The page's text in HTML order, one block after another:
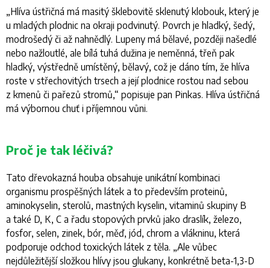
„Hlíva ústřičná má masitý šklebovitě sklenutý klobouk, který je
u mladých plodnic na okraji podvinutý. Povrch je hladký, šedý,
modrošedý či až nahnědlý. Lupeny má bělavé, později našedlé
nebo nažloutlé, ale bílá tuhá dužina je neměnná, třeň pak
hladký, výstředně umístěný, bělavý, což je dáno tím, že hlíva
roste v střechovitých trsech a její plodnice rostou nad sebou
z kmenů či pařezů stromů,“ popisuje pan Pinkas. Hlíva ústřičná
má výbornou chuť i příjemnou vůni.
Proč je tak léčivá?
Tato dřevokazná houba obsahuje unikátní kombinaci
organismu prospěšných látek a to především proteinů,
aminokyselin, sterolů, mastných kyselin, vitaminů skupiny B
a také D, K, C a řadu stopových prvků jako draslík, železo,
fosfor, selen, zinek, bór, měď, jód, chrom a vlákninu, která
podporuje odchod toxických látek z těla. „Ale vůbec
nejdůležitější složkou hlívy jsou glukany, konkrétně beta-1,3-D